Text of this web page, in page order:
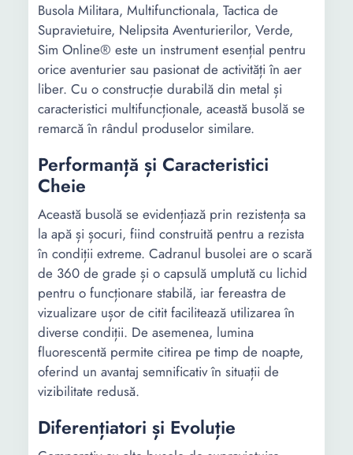
Busola Militara, Multifunctionala, Tactica de
Supravietuire, Nelipsita Aventurierilor, Verde,
Sim Online® este un instrument esențial pentru
orice aventurier sau pasionat de activități în aer
liber. Cu o construcție durabilă din metal și
caracteristici multifuncționale, această busolă se
remarcă în rândul produselor similare.
Performanță și Caracteristici
Cheie
Această busolă se evidențiază prin rezistența sa
la apă și șocuri, fiind construită pentru a rezista
în condiții extreme. Cadranul busolei are o scară
de 360 de grade și o capsulă umplută cu lichid
pentru o funcționare stabilă, iar fereastra de
vizualizare ușor de citit facilitează utilizarea în
diverse condiții. De asemenea, lumina
fluorescentă permite citirea pe timp de noapte,
oferind un avantaj semnificativ în situații de
vizibilitate redusă.
Diferențiatori și Evoluție